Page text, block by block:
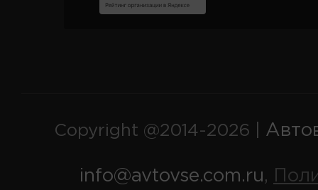
Copyright @2014-2026 |
info@avtovse.com.ru,